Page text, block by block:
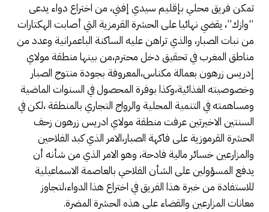
تمكن فريق محلي بإقليم سيدي إفني، من اختراع دواء يدعى
“وازك”، يقضي نهائيا على الحشرة القرمزية التي أصابت الهكتارات
من نبات الصبار، والذي تراهن عليه الساكنة الباعمرانية وعدد من
مناطق المغرب في تحقيق دخل محترم،من بينها منطقة مولاي
إدريس زرهون بعمالة مكناس،المعروفة بجودة منتوج الصبار
وخصوصيته الغذائية،وكذا بوفرة المحصول في السنوات الماضية
ومساهمته في التنمية المحلية والرواج التجاري بالمنطقة ،لكن في
السنتين الاخيرتين عرفت منطقة مولاي ادريس زرهون زحف
الحشرة القرموزية على فاكهة الصبار،الامر الذي كبد الفلاحين
والمزارعين خسائر مالية فادحة، وهو الامر الذي من شأنه أن
يدفع المسؤولين على الشأن الفلاحي بالعاصمة الاسماعيلية
للاستفادة من خبرة هذا الفريق في اختراع هذا الدواء،لتجاوز
معانات المزارعين والقضاء على هذه الحشرة المضرة.